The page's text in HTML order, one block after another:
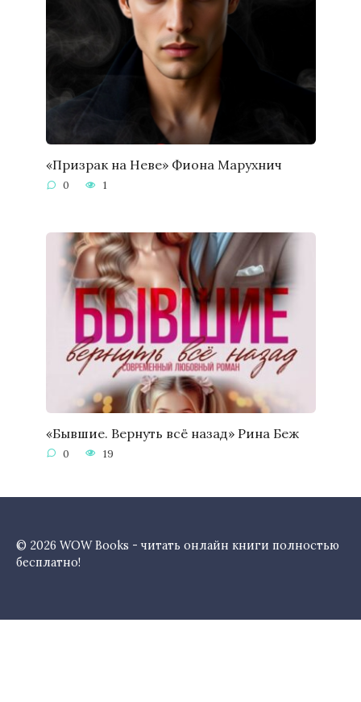
«Призрак на Неве» Фиона Марухнич
0 1
«Бывшие. Вернуть всё назад» Рина Беж
0 19
© 2026 WOW Books - читать онлайн книги полностью
бесплатно!